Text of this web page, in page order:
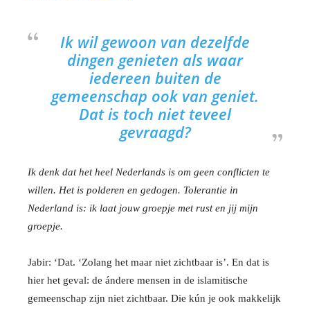
Ik wil gewoon van dezelfde
dingen genieten als waar
iedereen buiten de
gemeenschap ook van geniet.
Dat is toch niet teveel
gevraagd?
Ik denk dat het heel Nederlands is om geen conflicten te
willen. Het is polderen en gedogen. Tolerantie in
Nederland is: ik laat jouw groepje met rust en jij mijn
groepje.
Jabir: ‘Dat. ‘Zolang het maar niet zichtbaar is’. En dat is
hier het geval: de ándere mensen in de islamitische
gemeenschap zijn niet zichtbaar. Die kún je ook makkelijk